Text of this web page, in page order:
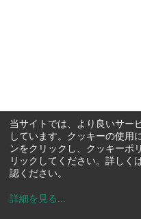
当サイトでは、より良いサー
しています。クッキーの使用
ンをクリックし、クッキーポ
リックしてください。詳しく
認ください。
詳細を見る ...